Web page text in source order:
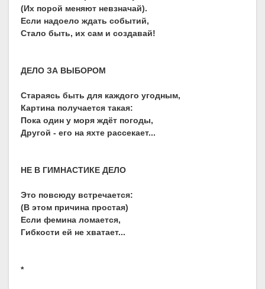
(Их порой меняют невзначай).
Если надоело ждать событий,
Стало быть, их сам и создавай!
ДЕЛО ЗА ВЫБОРОМ
Стараясь быть для каждого угодным,
Картина получается такая:
Пока один у моря ждёт погоды,
Другой - его на яхте рассекает...
НЕ В ГИМНАСТИКЕ ДЕЛО
Это повсюду встречается:
(В этом причина простая)
Если фемина ломается,
Гибкости ей не хватает...
*